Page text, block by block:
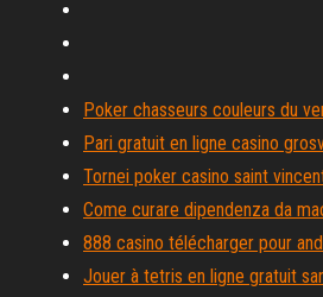
Poker chasseurs couleurs du
Pari gratuit en ligne casino
Tornei poker casino saint
Come curare dipendenza da
888 casino télécharger pour
Jouer à tetris en ligne gratuit